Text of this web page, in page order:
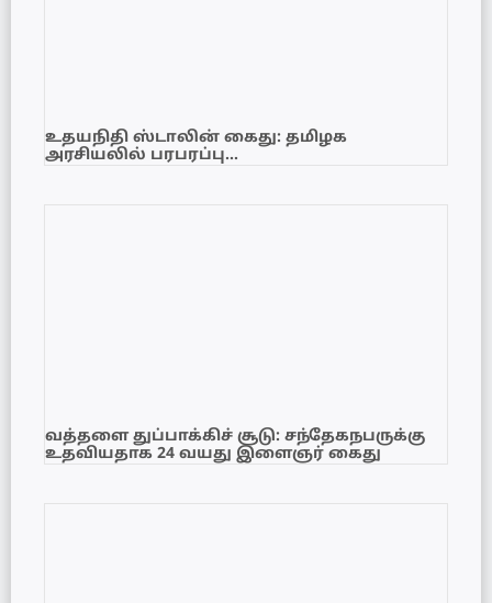
உதயநிதி ஸ்டாலின் கைது: தமிழக
அரசியலில் பரபரப்பு…
வத்தளை துப்பாக்கிச் சூடு: சந்தேகநபருக்கு
உதவியதாக 24 வயது இளைஞர் கைது